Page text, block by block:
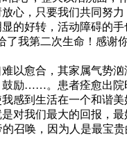
心，只要我们共同努
的好转，活动障碍的
了我第二次生命！感
以愈合，其家属气势
鼓励……。患者痊愈出
感到生活在一个和谐美
对我们最大的回报，
召唤，因为人是最宝贵